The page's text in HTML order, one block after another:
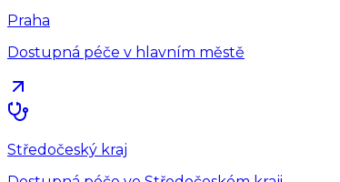
Praha
Dostupná péče v hlavním městě
Středočeský kraj